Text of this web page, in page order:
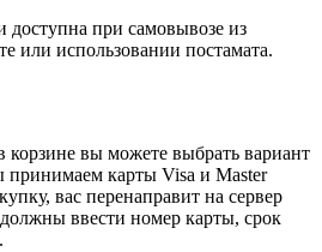
при самовывозе из
или использовании постамата.
корзине вы можете выбрать вариант
карты Visa и Master
вас перенаправит на сервер
ввести номер карты, срок